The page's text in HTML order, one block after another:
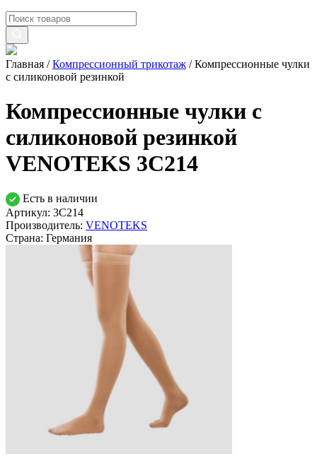
Главная /Компрессионный трикотаж /Компрессионные чулки
с силиконовой резинкой
Компрессионные чулки с
силиконовой резинкой
VENOTEKS 3С214
Есть в наличии
Артикул: 3С214
Производитель: VENOTEKS
Страна: Германия